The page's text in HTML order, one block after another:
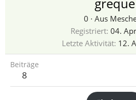
0 · Aus
Registriert 04.
Letzte Aktivität 12.
Beiträge
8